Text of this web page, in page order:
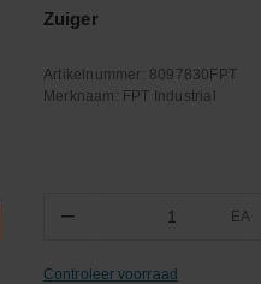
Zuiger
Artikelnummer: 8097830FPT
Merknaam: FPT Industrial
− EA
Controleer voorraad